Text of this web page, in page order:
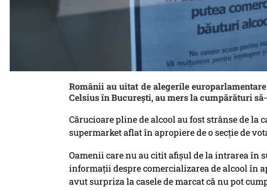
Românii au uitat de alegerile
Celsius în București, au mers la cumpărături
Cărucioare pline de alcool au fost strânse de la
supermarket aflat în apropiere de o secție de
Oamenii care nu au citit afișul de la intrarea în
informații despre comercializarea de alcool în
avut surpriza la casele de marcat că nu pot